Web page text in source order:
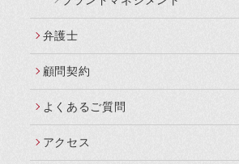
弁護士
顧問契約
よくあるご質問
アクセス